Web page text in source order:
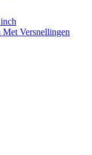
Versnellingen